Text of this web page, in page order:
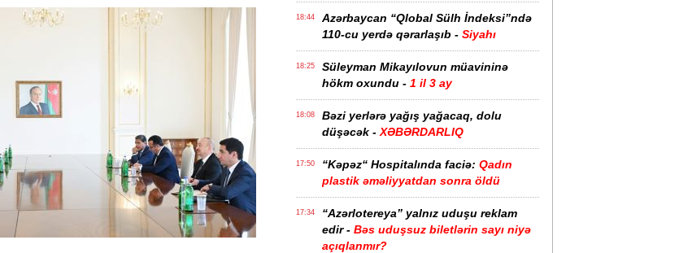
18:44
Azərbaycan “Qlobal Sülh İndeksi”ndə
110-cu yerdə qərarlaşıb - Siyahı
18:25
Süleyman Mikayılovun müavininə
hökm oxundu - 1 il 3 ay
18:08
Bəzi yerlərə yağış yağacaq, dolu
düşəcək - XƏBƏRDARLIQ
17:50 “Kəpəz“ Hospitalında faciə: Qadın
plastik əməliyyatdan sonra öldü
17:34
“Azərlotereya” yalnız uduşu reklam
edir - Bəs uduşsuz biletlərin sayı niyə
açıqlanmır?